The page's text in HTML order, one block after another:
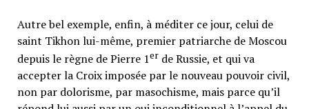
Autre bel exemple, enfin, à méditer ce jour, celui de
saint Tikhon lui-même, premier patriarche de Moscou
depuis le règne de Pierre 1erde Russie, et qui va
accepter la Croix imposée par le nouveau pouvoir civil,
non par dolorisme, par masochisme, mais parce qu’il